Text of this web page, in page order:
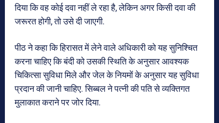
दिया कि वह कोई दवा नहीं ले रहा है, लेकिन अगर किसी दवा की
जरूरत होगी, तो उसे दी जाएगी.
पीठ ने कहा कि हिरासत में लेने वाले अधिकारी को यह सुनिश्चित
करना चाहिए कि बंदी को उसकी स्थिति के अनुसार आवश्यक
चिकित्सा सुविधा मिले और जेल के नियमों के अनुसार यह सुविधा
प्रदान की जानी चाहिए. सिब्बल ने पत्नी की पति से व्यक्तिगत
मुलाकात कराने पर जोर दिया.